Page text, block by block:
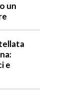
un
e